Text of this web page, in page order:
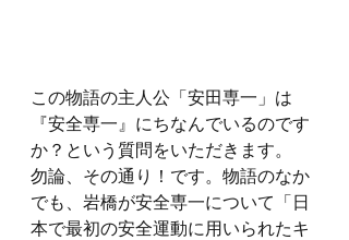
この物語の主人公「安田専一」は
『安全専一』にちなんでいるのです
か？という質問をいただきます。
勿論、その通り！です。物語のなか
でも、岩橋が安全専一について「日
本で最初の安全運動に用いられたキ